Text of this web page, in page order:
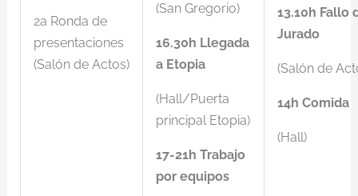
2a Ronda de
presentaciones
(Salón de Actos)
(San Gregorio)
16.30h Llegada
a Etopia
(Hall/Puerta
principal Etopia)
17-21h Trabajo
por equipos
13.10h Fallo
Jurado
(Salón de
14h Comida
(Hall)